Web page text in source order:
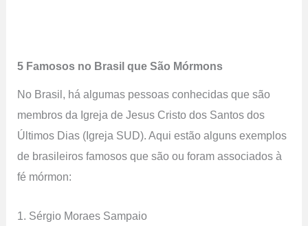
5 Famosos no Brasil que São Mórmons
No Brasil, há algumas pessoas conhecidas que são
membros da Igreja de Jesus Cristo dos Santos dos
Últimos Dias (Igreja SUD). Aqui estão alguns exemplos
de brasileiros famosos que são ou foram associados à
fé mórmon:
1. Sérgio Moraes Sampaio